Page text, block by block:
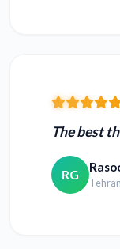
The best
RG